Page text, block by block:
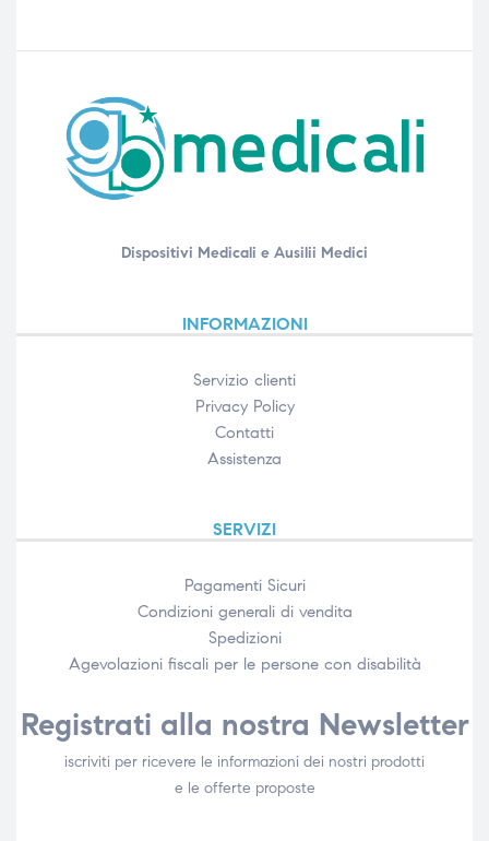
Dispositivi Medicali e Ausilii Medici
INFORMAZIONI
Servizio clienti
Privacy Policy
Contatti
Assistenza
SERVIZI
Pagamenti Sicuri
Condizioni generali di vendita
Spedizioni
Agevolazioni fiscali per le persone con disabilità​
Registrati alla nostra Newsletter
iscriviti per ricevere le informazioni dei nostri prodotti
e le offerte proposte